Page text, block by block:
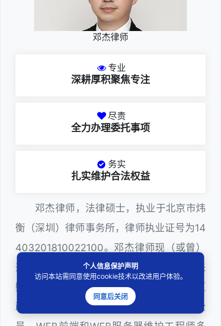
邓杰律师
专业
深耕厚积聚焦专注
尽责
全力办理委托事项
务实
扎实维护合法权益
邓杰律师，法律硕士，执业于北京市炜
衡（深圳）律师事务所，律师执业证号为14
403201810022100。邓杰律师现（或曾）
兼任深圳市人民政府听证员、深圳市政府采
购评审专家（法律类），曾担任深圳市某区
政府系统公职律师、计算机信息网络安全
个人信息保护声明
访问本站需同意使用cookie技术以改进用户体验。
同意后关闭